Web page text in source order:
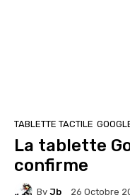
TABLETTE TACTILE
La tablette
confirme
By Jb 26 Octobre